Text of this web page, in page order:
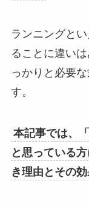
ランニングと
ることに違い
っかりと必要
す。
本記事では、
と思っている
き理由とその